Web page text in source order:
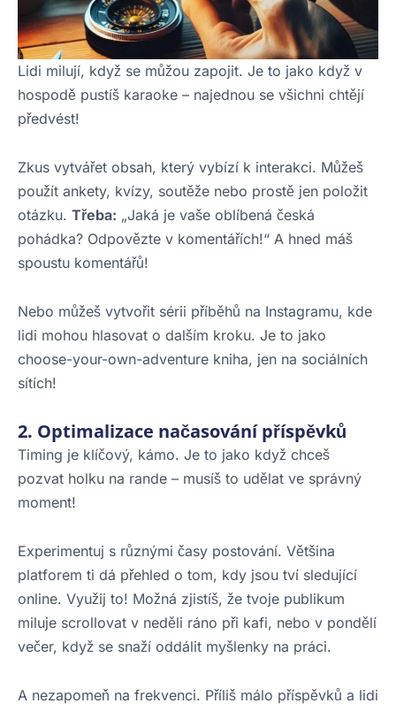
Lidi milují, když se můžou zapojit. Je to jako když v
hospodě pustíš karaoke – najednou se všichni chtějí
předvést!
Zkus vytvářet obsah, který vybízí k interakci. Můžeš
použít ankety, kvízy, soutěže nebo prostě jen položit
otázku. Třeba: „Jaká je vaše oblíbená česká
pohádka? Odpovězte v komentářích!“ A hned máš
spoustu komentářů!
Nebo můžeš vytvořit sérii příběhů na Instagramu, kde
lidi mohou hlasovat o dalším kroku. Je to jako
choose-your-own-adventure kniha, jen na sociálních
sítích!
2. Optimalizace načasování příspěvků
Timing je klíčový, kámo. Je to jako když chceš
pozvat holku na rande – musíš to udělat ve správný
moment!
Experimentuj s různými časy postování. Většina
platforem ti dá přehled o tom, kdy jsou tví sledující
online. Využij to! Možná zjistíš, že tvoje publikum
miluje scrollovat v neděli ráno při kafi, nebo v pondělí
večer, když se snaží oddálit myšlenky na práci.
A nezapomeň na frekvenci. Příliš málo příspěvků a lidi